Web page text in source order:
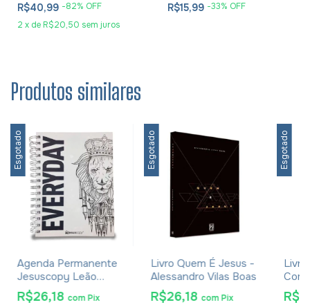
R$40,99 -82% OFF
2 x de R$20,50 sem juros
R$15,99 -33% OFF
Produtos similares
Esgotado
Agenda Permanente
Jesuscopy Leão
Everyday
R$26,18 com Pix
Esgotado
Livro Quem É Jesus -
Alessandro Vilas Boas
R$26,18 com Pix
Esgotado
Livro
-